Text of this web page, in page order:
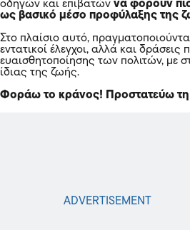
οδηγών και επιβατών να φορούν
ως βασικό μέσο προφύλαξης της
Στο πλαίσιο αυτό,
εντατικοί έλεγχοι, αλλά και
ευαισθητοποίησης των πολιτών, με
ίδιας της ζωής.
Φοράω το κράνος! Προστατεύω